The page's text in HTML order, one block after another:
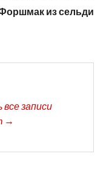
из сельди
записи
→